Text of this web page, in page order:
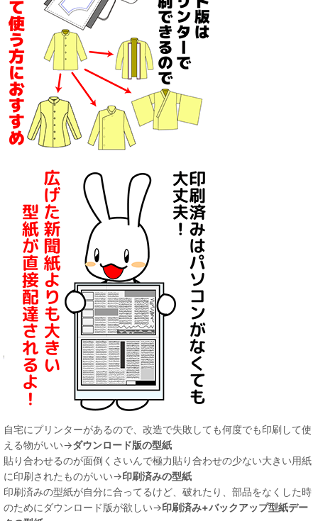
自宅にプリンターがあるので、改造で失敗しても何度でも印刷して使
える物がいい→ダウンロード版の型紙
貼り合わせるのが面倒くさいんで極力貼り合わせの少ない大きい用紙
に印刷されたものがいい→印刷済みの型紙
印刷済みの型紙が自分に合ってるけど、破れたり、部品をなくした時
のためにダウンロード版が欲しい→印刷済み+バックアップ型紙デー